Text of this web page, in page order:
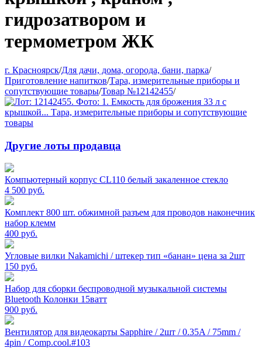
гидрозатвором и
термометром ЖК
г. Красноярск/Для дачи, дома, огорода, бани, парка/
Приготовление напитков/Тара, измерительные приборы и
сопутствующие товары/Товар №12142455/
Другие лоты продавца
Компьютерный корпус CL110 белый закаленное стекло
4 500 руб.
Комплект 800 шт. обжимной разъем для проводов наконечник
набор клемм
400 руб.
Угловые вилки Nakamichi / штекер тип «банан» цена за 2шт
150 руб.
Набор для сборки беспроводной музыкальной системы
Bluetooth Колонки 15ватт
900 руб.
Вентилятор для видеокарты Sapphire / 2шт / 0.35A / 75mm /
4pin / Comp.cool.#103